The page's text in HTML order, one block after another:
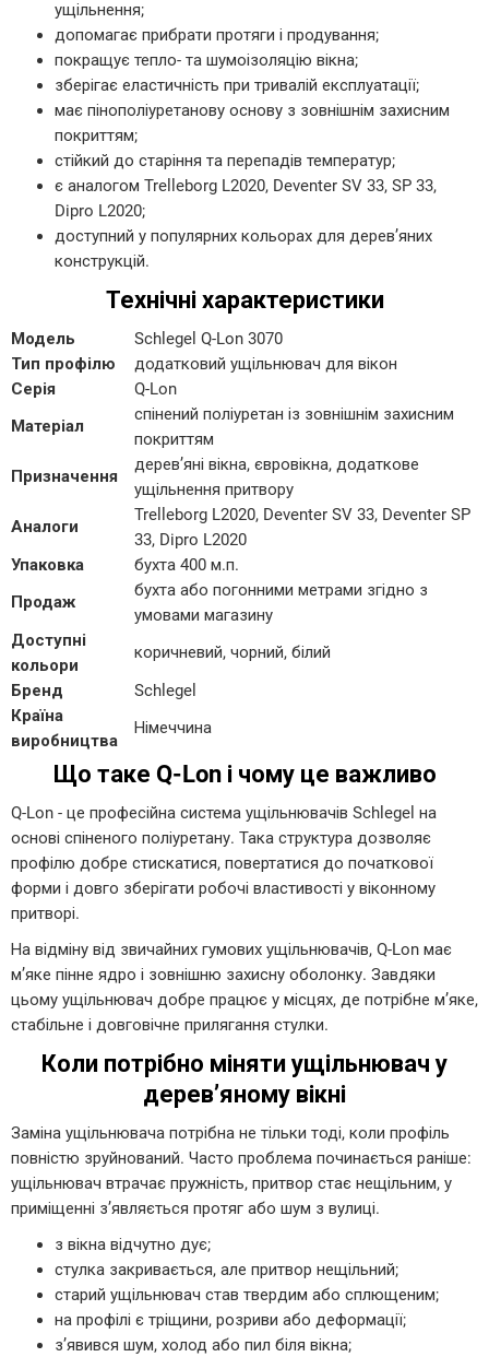
ущільнення;
допомагає прибрати протяги і продування;
покращує тепло- та шумоізоляцію вікна;
зберігає еластичність при тривалій експлуатації;
має пінополіуретанову основу з зовнішнім захисним
покриттям;
стійкий до старіння та перепадів температур;
є аналогом Trelleborg L2020, Deventer SV 33, SP 33,
Dipro L2020;
доступний у популярних кольорах для дерев’яних
конструкцій.
Технічні характеристики
Модель
Schlegel Q-Lon 3070
Тип профілю
додатковий ущільнювач для вікон
Серія
Q-Lon
Матеріал
спінений поліуретан із зовнішнім захисним
покриттям
Призначення
дерев’яні вікна, євровікна, додаткове
ущільнення притвору
Аналоги
Trelleborg L2020, Deventer SV 33, Deventer SP
33, Dipro L2020
Упаковка
бухта 400 м.п.
Продаж
бухта або погонними метрами згідно з
умовами магазину
Доступні
кольори
коричневий, чорний, білий
Бренд
Schlegel
Країна
виробництва
Німеччина
Що таке Q-Lon і чому це важливо
Q-Lon - це професійна система ущільнювачів Schlegel на
основі спіненого поліуретану. Така структура дозволяє
профілю добре стискатися, повертатися до початкової
форми і довго зберігати робочі властивості у віконному
притворі.
На відміну від звичайних гумових ущільнювачів, Q-Lon має
м’яке пінне ядро і зовнішню захисну оболонку. Завдяки
цьому ущільнювач добре працює у місцях, де потрібне м’яке,
стабільне і довговічне прилягання стулки.
Коли потрібно міняти ущільнювач у
дерев’яному вікні
Заміна ущільнювача потрібна не тільки тоді, коли профіль
повністю зруйнований. Часто проблема починається раніше:
ущільнювач втрачає пружність, притвор стає нещільним, у
приміщенні з’являється протяг або шум з вулиці.
з вікна відчутно дує;
стулка закривається, але притвор нещільний;
старий ущільнювач став твердим або сплющеним;
на профілі є тріщини, розриви або деформації;
з’явився шум, холод або пил біля вікна;